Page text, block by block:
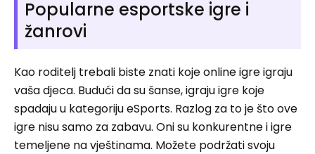
Popularne esportske igre i
žanrovi
Kao roditelj trebali biste znati koje online igre igraju
vaša djeca. Budući da su šanse, igraju igre koje
spadaju u kategoriju eSports. Razlog za to je što ove
igre nisu samo za zabavu. Oni su konkurentne i igre
temeljene na vještinama. Možete podržati svoju